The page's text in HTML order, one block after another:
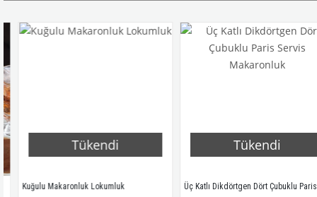
Tükendi
Kuğulu Makaronluk Lokumluk
Tükendi
Üç Katlı